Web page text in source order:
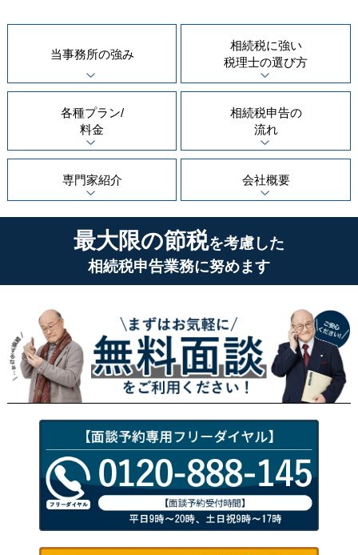
当事務所の強み
相続税に強い
税理士の選び方
各種プラン/
料金
相続税申告の
流れ
専門家紹介 会社概要
最大限の節税を考慮した
相続税申告業務に努めます